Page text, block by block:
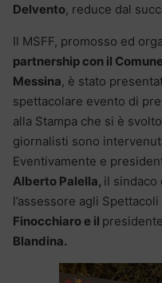
Delvento, reduce dal
Il MSFF, promosso ed
partnership con il
Messina, è stato
spettacolare evento di
alla Stampa che si è
giornalisti sono
Eventivamente e
Alberto Palella, il sindaco
l’assessore agli
Finocchiaro e il
Blandina.